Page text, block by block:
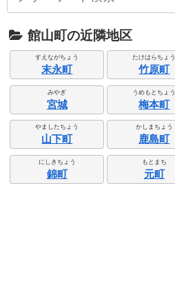
館山町の近隣地区
すえながちょう
末永町
たけはらちょう
竹原町
みやぎ
宮城
うめもとちょう
梅本町
やましたちょう
山下町
かしまちょう
鹿島町
にしきちょう
錦町
もとまち
元町